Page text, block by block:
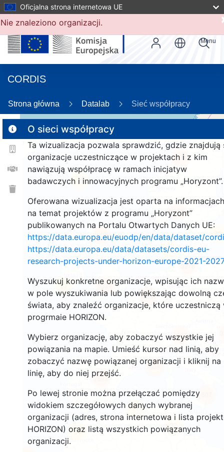
Oficjalna strona internetowa UE
CORDIS
Menu
Strona główna Datalab Sieć współpracy
O sieci współpracy
Ta wizualizacja pozwala sprawdzić, gdzie znajdują
organizacje uczestniczące w projektach i z kim
nawiązują współpracę w ramach inicjatyw
badawczych i innowacyjnych programu „Horyzont”.
Oferowana wizualizacja jest oparta na informacjach
na temat projektów z programu „Horyzont”
publikowanych na Portalu Otwartych Danych UE:
https://data.europa.eu/euodp/en/data/dataset/
https://data.europa.eu/data/datasets/cordis-eu-
research-projects-under-horizon-europe-2021-2027
Wyszukuj konkretne organizacje, wpisując ich
w pole wyszukiwania lub powiększając dowolną
świata, aby znaleźć organizacje, które uczestniczą
progrmaie HORIZON.
Wybierz organizację, aby zobaczyć wszystkie jej
powiązania na mapie. Umieść kursor nad linią, aby
zobaczyć nazwę powiązanej organizacji i kliknij na
linię, aby do niej przejść.
Po lewej stronie można przełączać pomiędzy
widokiem szczegółowych danych wybranej
organizacji (adres, strona internetowa i lista
HORIZON) oraz listą wszystkich powiązanych
organizacji.
25
13
139
1416
22
11
54
608
7592
89
110
3278
12276
5324
10597
Nie znaleziono organizacji.